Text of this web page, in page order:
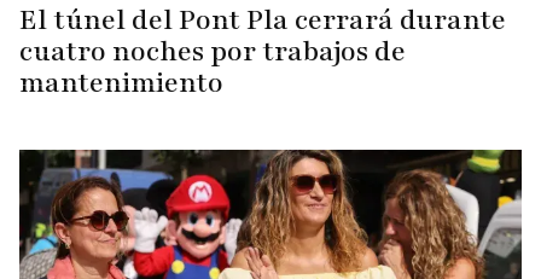
El túnel del Pont Pla cerrará durante
cuatro noches por trabajos de
mantenimiento